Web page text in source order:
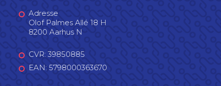
Adresse
Olof Palmes Allé 18 H
8200 Aarhus N
CVR: 39850885
EAN: 5798000363670